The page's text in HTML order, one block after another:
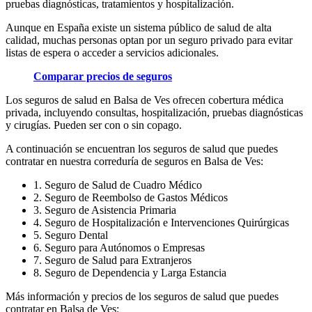
pruebas diagnósticas, tratamientos y hospitalización.
Aunque en España existe un sistema público de salud de alta
calidad, muchas personas optan por un seguro privado para evitar
listas de espera o acceder a servicios adicionales.
Comparar precios de seguros
Los seguros de salud en Balsa de Ves ofrecen cobertura médica
privada, incluyendo consultas, hospitalización, pruebas diagnósticas
y cirugías. Pueden ser con o sin copago.
A continuación se encuentran los seguros de salud que puedes
contratar en nuestra correduría de seguros en Balsa de Ves:
1. Seguro de Salud de Cuadro Médico
2. Seguro de Reembolso de Gastos Médicos
3. Seguro de Asistencia Primaria
4. Seguro de Hospitalización e Intervenciones Quirúrgicas
5. Seguro Dental
6. Seguro para Autónomos o Empresas
7. Seguro de Salud para Extranjeros
8. Seguro de Dependencia y Larga Estancia
Más información y precios de los seguros de salud que puedes
contratar en Balsa de Ves: